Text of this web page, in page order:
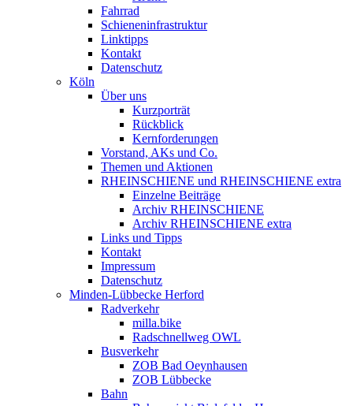
Fahrrad
Schieneninfrastruktur
Linktipps
Kontakt
Datenschutz
Köln
Über uns
Kurzporträt
Rückblick
Kernforderungen
Vorstand, AKs und Co.
Themen und Aktionen
RHEINSCHIENE und RHEINSCHIENE extra
Einzelne Beiträge
Archiv RHEINSCHIENE
Archiv RHEINSCHIENE extra
Links und Tipps
Kontakt
Impressum
Datenschutz
Minden-Lübbecke Herford
Radverkehr
milla.bike
Radschnellweg OWL
Busverkehr
ZOB Bad Oeynhausen
ZOB Lübbecke
Bahn